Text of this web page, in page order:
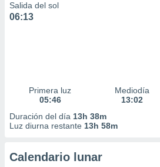
Salida del sol
06:13
Primera luz
05:46
Mediodía
13:02
Duración del día 13h 38m
Luz diurna restante 13h 58m
Calendario lunar